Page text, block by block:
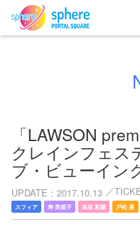
「LAWSON
クレインフェス
ブ・ビューイン
UPDATE 2017.10.13
スフィア 寿 美菜子 高垣 彩陽 戸松 遥